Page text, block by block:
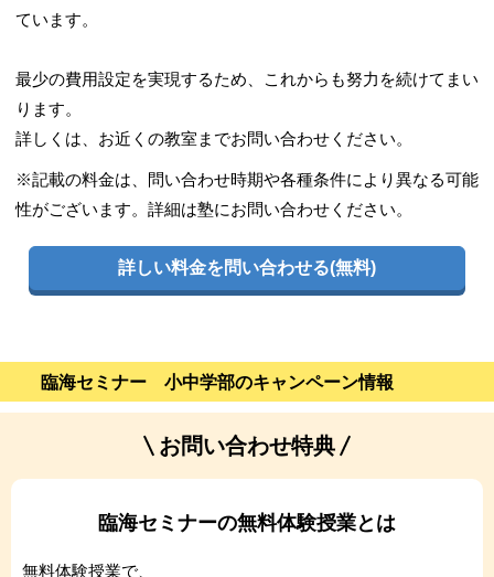
ています。
最少の費用設定を実現するため、これからも努力を続けてまい
ります。
詳しくは、お近くの教室までお問い合わせください。
※記載の料金は、問い合わせ時期や各種条件により異なる可能
性がございます。詳細は塾にお問い合わせください。
詳しい料金を問い合わせる(無料)
臨海セミナー 小中学部のキャンペーン情報
お問い合わせ特典
臨海セミナーの無料体験授業とは
無料体験授業で、